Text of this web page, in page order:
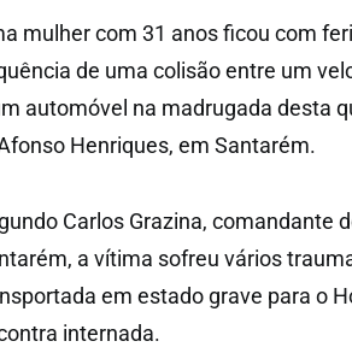
mulher com 31 anos ficou com
de uma colisão entre um
automóvel na madrugada desta
Henriques, em Santarém.
Carlos Grazina, comandante
a vítima sofreu vários
em estado grave para o
internada.